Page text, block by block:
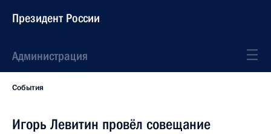
Президент России
Администрация
События
Игорь Левитин провёл совещание